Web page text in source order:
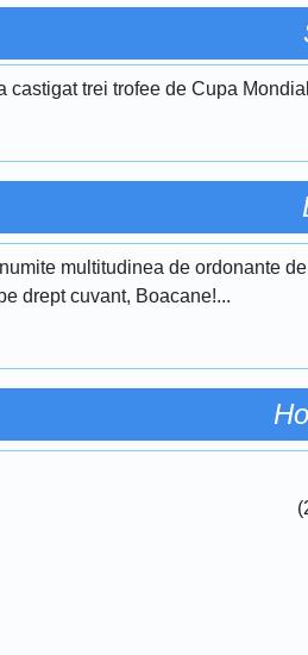
castigat trei trofee de Cupa
multitudinea de ordonante
drept cuvant, Boacane!...